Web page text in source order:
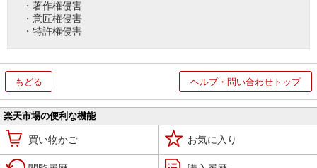
・著作権侵害
・意匠権侵害
・特許権侵害
もどる ヘルプ・問い合わせトップ
楽天市場の便利な機能
買い物かご お気に入り